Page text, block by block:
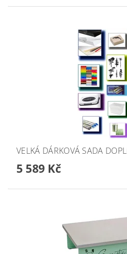
VELKÁ DÁRKOVÁ SADA
5 589 Kč